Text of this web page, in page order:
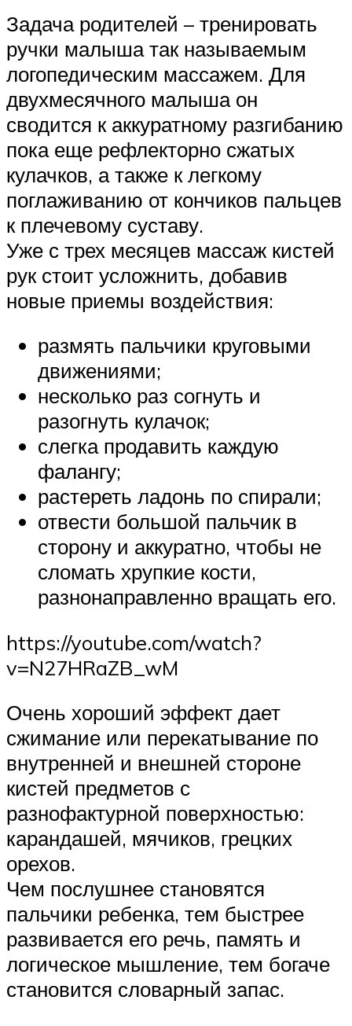
Задача родителей – тренировать
ручки малыша так называемым
логопедическим массажем. Для
двухмесячного малыша он
сводится к аккуратному разгибанию
пока еще рефлекторно сжатых
кулачков, а также к легкому
поглаживанию от кончиков пальцев
к плечевому суставу.
Уже с трех месяцев массаж кистей
рук стоит усложнить, добавив
новые приемы воздействия:
размять пальчики круговыми
движениями;
несколько раз согнуть и
разогнуть кулачок;
слегка продавить каждую
фалангу;
растереть ладонь по спирали;
отвести большой пальчик в
сторону и аккуратно, чтобы не
сломать хрупкие кости,
разнонаправленно вращать его.
https://youtube.com/watch?
v=N27HRaZB_wM
Очень хороший эффект дает
сжимание или перекатывание по
внутренней и внешней стороне
кистей предметов с
разнофактурной поверхностью:
карандашей, мячиков, грецких
орехов.
Чем послушнее становятся
пальчики ребенка, тем быстрее
развивается его речь, память и
логическое мышление, тем богаче
становится словарный запас.